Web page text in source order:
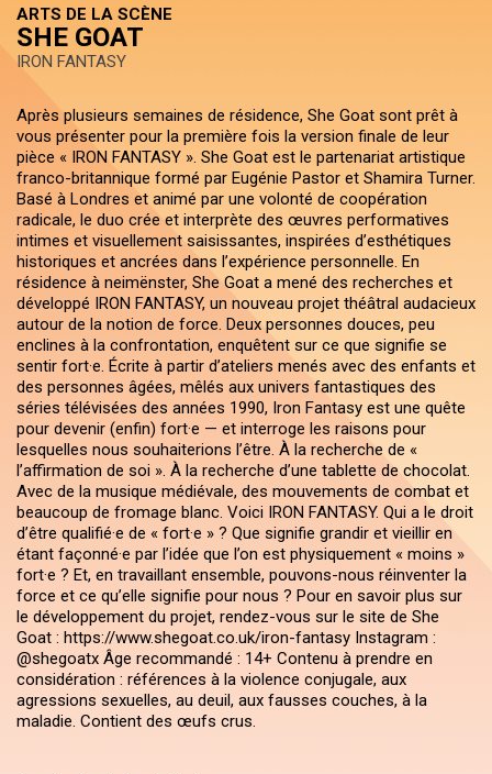
ARTS DE LA SCÈNE
SHE GOAT
IRON FANTASY
Après plusieurs semaines de résidence, She Goat sont prêt à
vous présenter pour la première fois la version finale de leur
pièce « IRON FANTASY ». She Goat est le partenariat artistique
franco-britannique formé par Eugénie Pastor et Shamira Turner.
Basé à Londres et animé par une volonté de coopération
radicale, le duo crée et interprète des œuvres performatives
intimes et visuellement saisissantes, inspirées d’esthétiques
historiques et ancrées dans l’expérience personnelle. En
résidence à neimënster, She Goat a mené des recherches et
développé IRON FANTASY, un nouveau projet théâtral audacieux
autour de la notion de force. Deux personnes douces, peu
enclines à la confrontation, enquêtent sur ce que signifie se
sentir fort·e. Écrite à partir d’ateliers menés avec des enfants et
des personnes âgées, mêlés aux univers fantastiques des
séries télévisées des années 1990, Iron Fantasy est une quête
pour devenir (enfin) fort·e — et interroge les raisons pour
lesquelles nous souhaiterions l’être. À la recherche de «
l’affirmation de soi ». À la recherche d’une tablette de chocolat.
Avec de la musique médiévale, des mouvements de combat et
beaucoup de fromage blanc. Voici IRON FANTASY. Qui a le droit
d’être qualifié·e de « fort·e » ? Que signifie grandir et vieillir en
étant façonné·e par l’idée que l’on est physiquement « moins »
fort·e ? Et, en travaillant ensemble, pouvons-nous réinventer la
force et ce qu’elle signifie pour nous ? Pour en savoir plus sur
le développement du projet, rendez-vous sur le site de She
Goat : https://www.shegoat.co.uk/iron-fantasy Instagram :
@shegoatx Âge recommandé : 14+ Contenu à prendre en
considération : références à la violence conjugale, aux
agressions sexuelles, au deuil, aux fausses couches, à la
maladie. Contient des œufs crus.